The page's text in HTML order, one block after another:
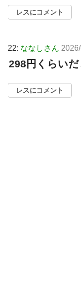
レスにコメント
22: ななしさん
298円くらい
レスにコメント